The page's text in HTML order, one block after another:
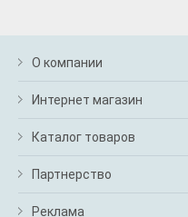
О компании
Интернет магазин
Каталог товаров
Партнерство
Реклама